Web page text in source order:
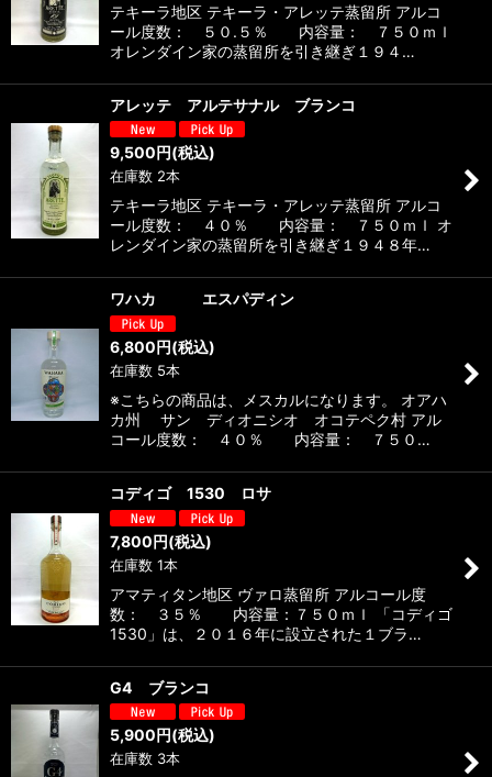
テキーラ地区 テキーラ・アレッテ蒸留所 アルコ
ール度数： ５０.５％ 内容量： ７５０ｍｌ
オレンダイン家の蒸留所を引き継ぎ１９４…
アレッテ アルテサナル ブランコ
9,500円(税込)
在庫数 2本
テキーラ地区 テキーラ・アレッテ蒸留所 アルコ
ール度数： ４０％ 内容量： ７５０ｍｌ オ
レンダイン家の蒸留所を引き継ぎ１９４８年…
ワハカ エスパディン
6,800円(税込)
在庫数 5本
※こちらの商品は、メスカルになります。 オアハ
カ州 サン ディオニシオ オコテペク村 アル
コール度数： ４０％ 内容量： ７５０…
コディゴ 1530 ロサ
7,800円(税込)
在庫数 1本
アマティタン地区 ヴァロ蒸留所 アルコール度
数： ３５％ 内容量：７５０ｍｌ 「コディゴ
1530」は、２０１６年に設立された１ブラ…
G4 ブランコ
5,900円(税込)
在庫数 3本